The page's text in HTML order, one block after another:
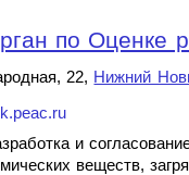
по Оценке
22, Нижний
и
веществ,